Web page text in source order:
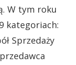
W tym roku
kategoriach:
Sprzedaży